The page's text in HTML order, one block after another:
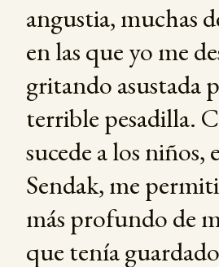
angustia, muchas
en las que yo me
gritando asustada
terrible pesadilla.
sucede a los niños,
Sendak, me
más profundo de
que tenía